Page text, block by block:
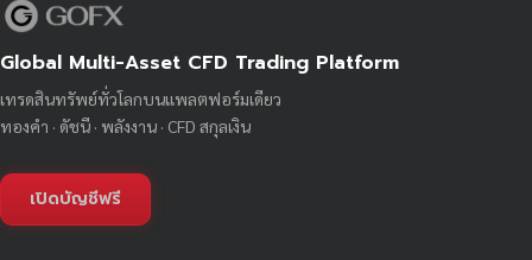
Global Multi-Asset CFD Trading Platform
เทรดสินทรัพย์ทั่วโลกบนแพลตฟอร์มเดียว
ทองคำ · ดัชนี · พลังงาน · CFD สกุลเงิน
เปิดบัญชีฟรี